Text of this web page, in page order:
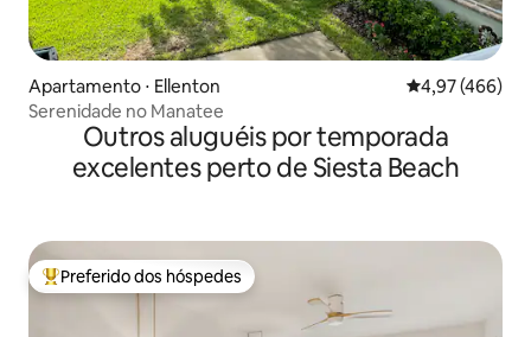
Apartamento ⋅ Ellenton 4,97 de uma
4,97 (466)
Serenidade no Manatee
Outros aluguéis por temporada
excelentes perto de Siesta Beach
Entre os melhores preferidos dos hóspedes
Preferido dos hóspedes